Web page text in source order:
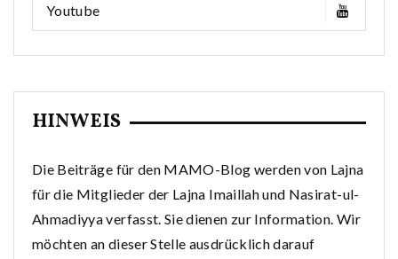
Youtube
HINWEIS
Die Beiträge für den MAMO-Blog werden von Lajna
für die Mitglieder der Lajna Imaillah und Nasirat-ul-
Ahmadiyya verfasst. Sie dienen zur Information. Wir
möchten an dieser Stelle ausdrücklich darauf